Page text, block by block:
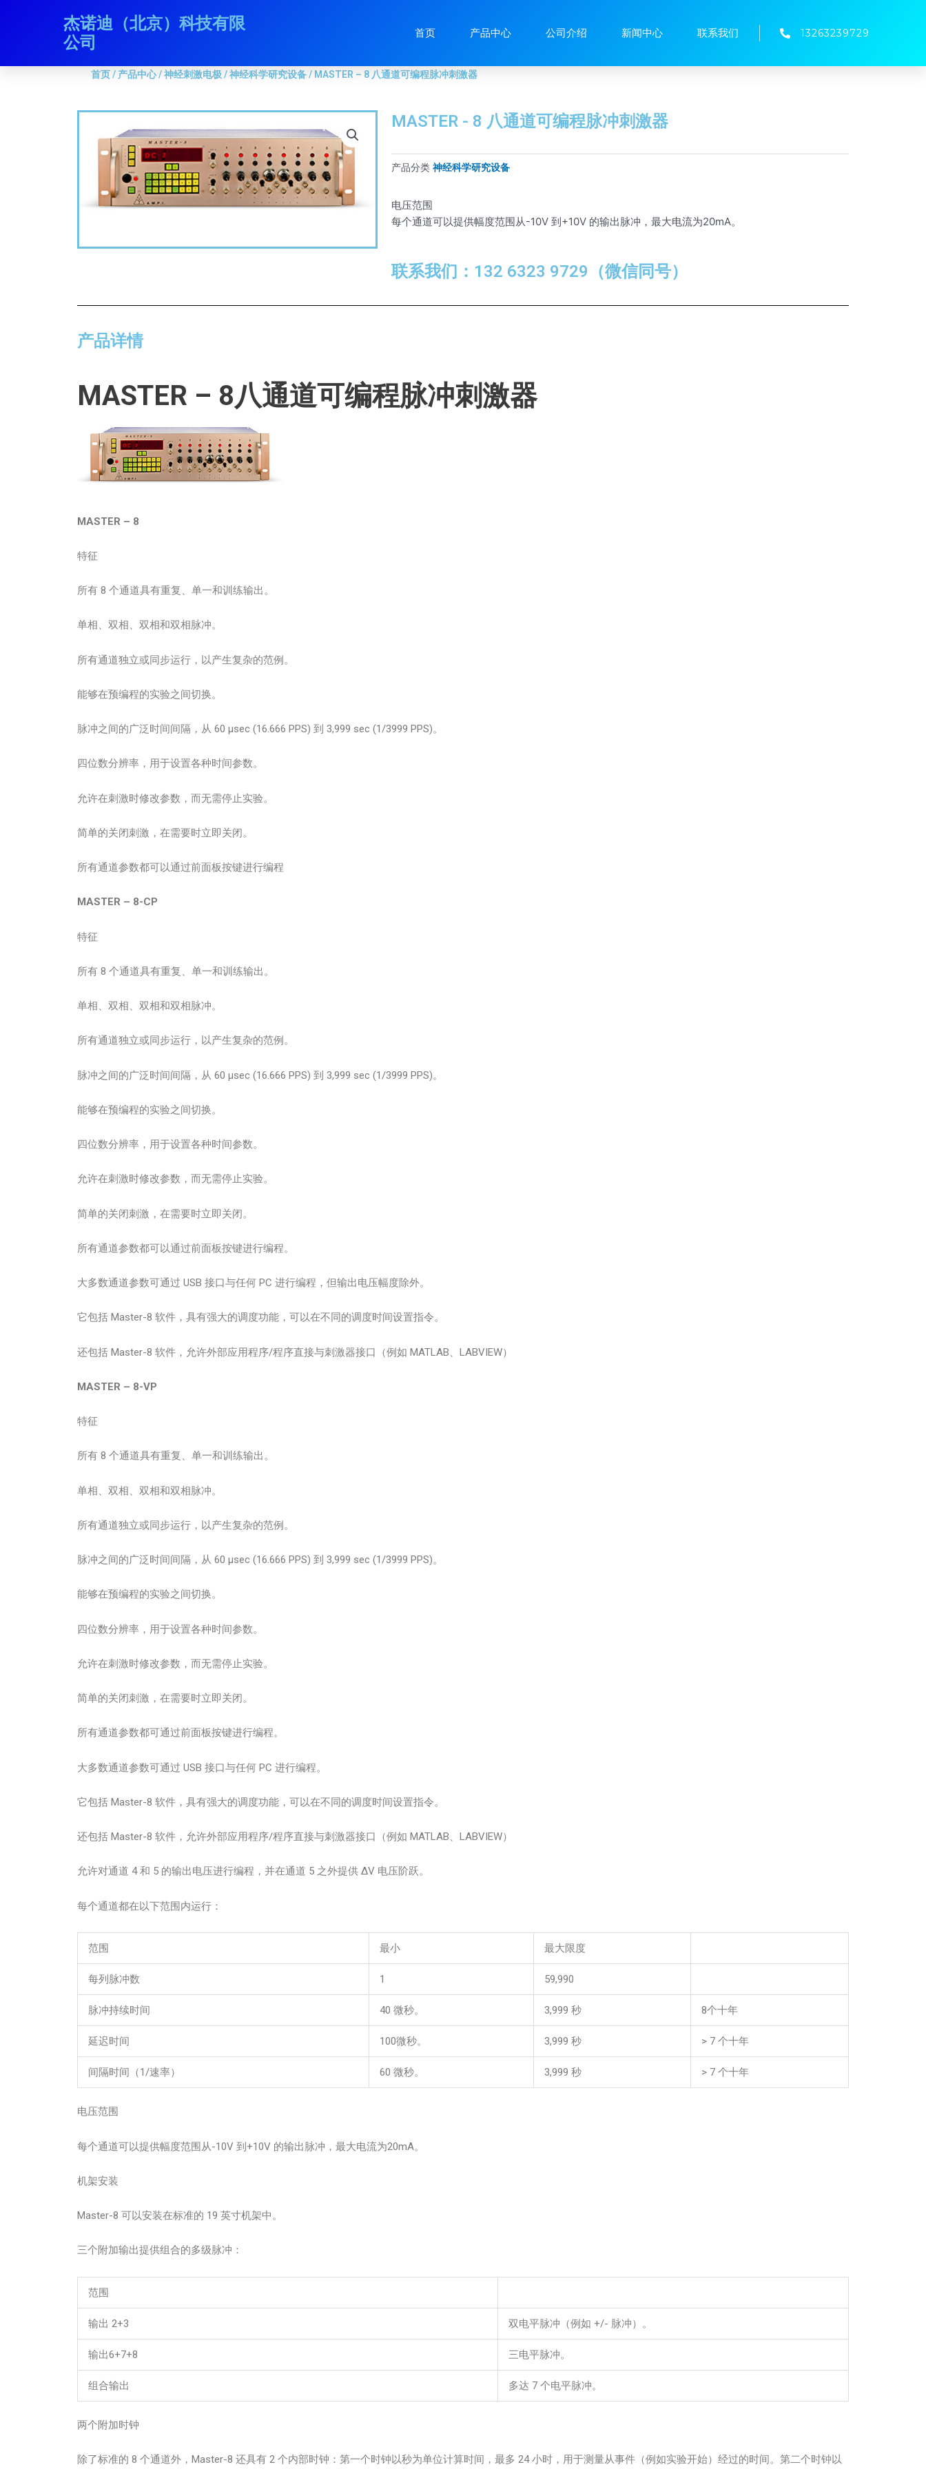
杰诺迪（北京）科技有限
公司
首页 产品中心 公司介绍 新闻中心 联系我们 13263239729
首页/产品中心/神经刺激电极/神经科学研究设备
首页/ 产品中心/神经刺激电极/神经科学研究设备/ MASTER – 8 八通道可编程脉冲刺激器
MASTER - 8 八通道可编程脉冲刺激器
产品分类 神经科学研究设备
电压范围
每个通道可以提供幅度范围从-10V 到+10V 的输出脉冲，最大电流为20mA。
联系我们：132 6323 9729（微信同号）
产品详情
MASTER – 8八通道可编程脉冲刺激器
MASTER – 8
特征
所有 8 个通道具有重复、单一和训练输出。
单相、双相、双相和双相脉冲。
所有通道独立或同步运行，以产生复杂的范例。
能够在预编程的实验之间切换。
脉冲之间的广泛时间间隔，从 60 µsec (16.666 PPS) 到 3,999 sec (1/3999 PPS)。
四位数分辨率，用于设置各种时间参数。
允许在刺激时修改参数，而无需停止实验。
简单的关闭刺激，在需要时立即关闭。
所有通道参数都可以通过前面板按键进行编程
MASTER – 8-CP
特征
所有 8 个通道具有重复、单一和训练输出。
单相、双相、双相和双相脉冲。
所有通道独立或同步运行，以产生复杂的范例。
脉冲之间的广泛时间间隔，从 60 µsec (16.666 PPS) 到 3,999 sec (1/3999 PPS)。
能够在预编程的实验之间切换。
四位数分辨率，用于设置各种时间参数。
允许在刺激时修改参数，而无需停止实验。
简单的关闭刺激，在需要时立即关闭。
所有通道参数都可以通过前面板按键进行编程。
大多数通道参数可通过 USB 接口与任何 PC 进行编程，但输出电压幅度除外。
它包括 Master-8 软件，具有强大的调度功能，可以在不同的调度时间设置指令。
还包括 Master-8 软件，允许外部应用程序/程序直接与刺激器接口（例如 MATLAB、LABVIEW）
MASTER – 8-VP
特征
所有 8 个通道具有重复、单一和训练输出。
单相、双相、双相和双相脉冲。
所有通道独立或同步运行，以产生复杂的范例。
脉冲之间的广泛时间间隔，从 60 µsec (16.666 PPS) 到 3,999 sec (1/3999 PPS)。
能够在预编程的实验之间切换。
四位数分辨率，用于设置各种时间参数。
允许在刺激时修改参数，而无需停止实验。
简单的关闭刺激，在需要时立即关闭。
所有通道参数都可通过前面板按键进行编程。
大多数通道参数可通过 USB 接口与任何 PC 进行编程。
它包括 Master-8 软件，具有强大的调度功能，可以在不同的调度时间设置指令。
还包括 Master-8 软件，允许外部应用程序/程序直接与刺激器接口（例如 MATLAB、LABVIEW）
允许对通道 4 和 5 的输出电压进行编程，并在通道 5 之外提供 ΔV 电压阶跃。
每个通道都在以下范围内运行：
范围 最小 最大限度
每列脉冲数 1 59,990
脉冲持续时间 40 微秒。 3,999 秒 8个十年
延迟时间 100微秒。 3,999 秒 > 7 个十年
间隔时间（1/速率） 60 微秒。 3,999 秒 > 7 个十年
电压范围
每个通道可以提供幅度范围从-10V 到+10V 的输出脉冲，最大电流为20mA。
机架安装
Master-8 可以安装在标准的 19 英寸机架中。
三个附加输出提供组合的多级脉冲：
范围
输出 2+3 双电平脉冲（例如 +/- 脉冲）。
输出6+7+8 三电平脉冲。
组合输出 多达 7 个电平脉冲。
两个附加时钟
除了标准的 8 个通道外，Master-8 还具有 2 个内部时钟：第一个时钟以秒为单位计算时间，最多 24 小时，用于测量从事件（例如实验开始）经过的时间。第二个时钟以